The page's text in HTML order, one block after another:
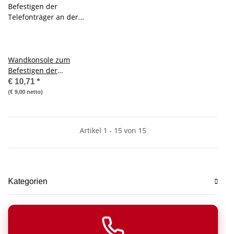
Wandkonsole zum
Befestigen der
Telefonträger an der Wand,
schwarz
€ 10,71 *
(€ 9,00 netto)
Artikel 1 - 15 von 15
Kategorien